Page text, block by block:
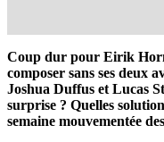
Coup dur pour Eirik
composer sans ses deux
Joshua Duffus et Lucas
surprise ? Quelles
semaine mouvementée